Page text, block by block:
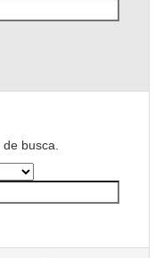
busca.